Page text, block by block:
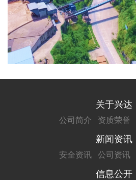
关于兴达
公司简介 资质荣誉
新闻资讯
安全资讯 公司资讯
信息公开